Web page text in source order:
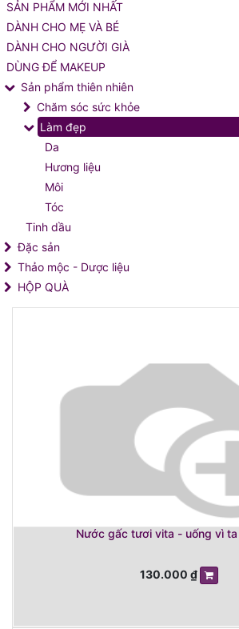
SẢN PHẨM MỚI NHẤT
DÀNH CHO MẸ VÀ BÉ
DÀNH CHO NGƯỜI GIÀ
DÙNG ĐỂ MAKEUP
Sản phẩm thiên nhiên
Chăm sóc sức khỏe
Làm đẹp
Da
Hương liệu
Môi
Tóc
Tinh dầu
Đặc sản
Thảo mộc - Dược liệu
HỘP QUÀ
Nước gấc tươi vita - uống vì
130.000 ₫